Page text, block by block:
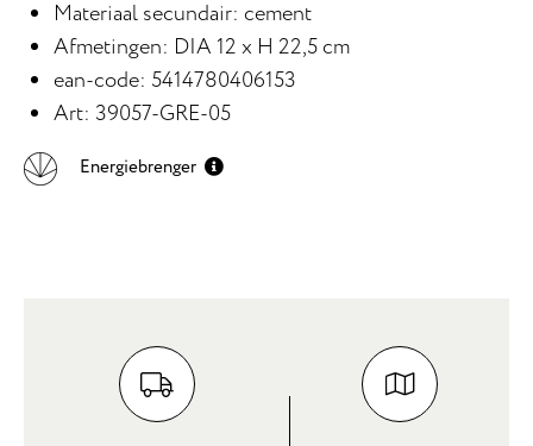
Materiaal secundair: cement
Afmetingen: DIA 12 x H 22,5 cm
ean-code: 5414780406153
Art: 39057-GRE-05
Energiebrenger